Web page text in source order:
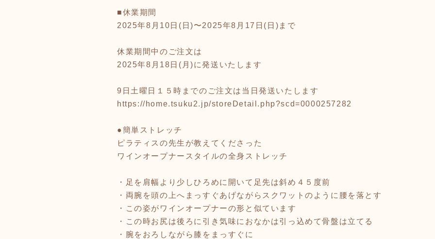
■休業期間
2025年8月10日(日)〜2025年8月17日(日)まで
休業期間中のご注文は
2025年8月18日(月)に発送いたします
9日土曜日１５時までのご注文は当日発送いたします
https://home.tsuku2.jp/storeDetail.php?scd=0000257282
●簡単ストレッチ
ピラティスの先生が教えてくださった
ワインオープナースタイルの全身ストレッチ
・足を肩幅より少しひろめに開いて足先は斜め４５度前
・両腕を頭の上へまっすぐあげながらスクワットのように腰を落とす
・この姿がワインオープナーの形と似ています
・この時お尻は後ろに引き気味におなかは引っ込めて骨盤は立てる
・腕をおろしながら膝をまっすぐに